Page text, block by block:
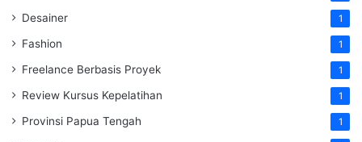
Desainer 1
Fashion 1
Freelance Berbasis Proyek 1
Review Kursus Kepelatihan 1
Provinsi Papua Tengah 1